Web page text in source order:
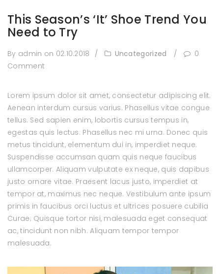
This Season’s ‘It’ Shoe Trend You
Need to Try
By admin on 02.10.2018 / Uncategorized /
0
Comment
Lorem ipsum dolor sit amet, consectetur adipiscing elit.
Aenean interdum cursus varius. Phasellus vitae congue
tellus. Sed sapien enim, lobortis cursus tempus in,
egestas quis lectus. Phasellus nec mi urna. Donec quis
metus tincidunt, elementum dui in, imperdiet neque.
Suspendisse accumsan quam quis neque faucibus
ullamcorper. Aliquam vulputate ex neque, quis dapibus
justo ornare vitae. Praesent lacus justo, imperdiet at
tempor at, maximus nec neque. Vestibulum ante ipsum
primis in faucibus orci luctus et ultrices posuere cubilia
Curae; Quisque tortor nisi, malesuada eget consequat
ac, tincidunt non nibh. Aliquam tempor tempor
malesuada.